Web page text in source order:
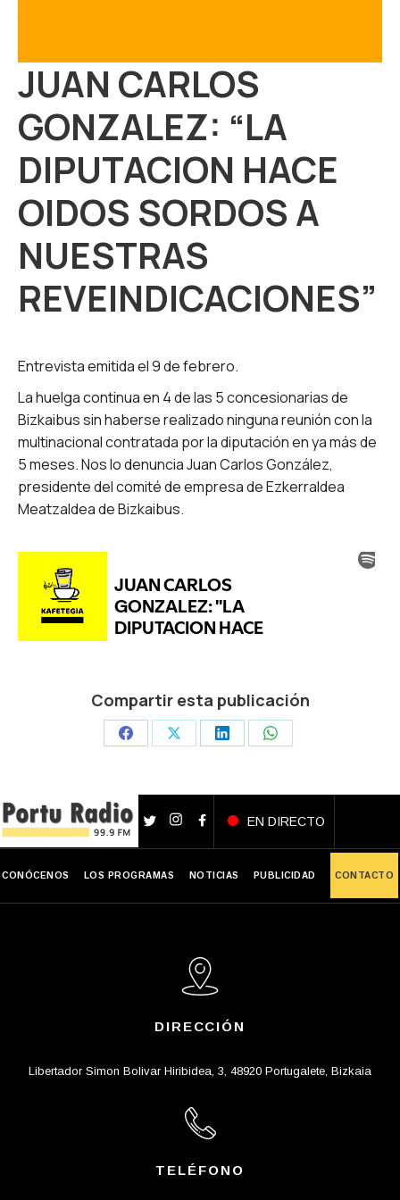
JUAN CARLOS
GONZALEZ: “LA
DIPUTACION HACE
OIDOS SORDOS A
NUESTRAS
REVEINDICACIONES”
Entrevista emitida el 9 de febrero.
La huelga continua en 4 de las 5 concesionarias de
Bizkaibus sin haberse realizado ninguna reunión con la
multinacional contratada por la diputación en ya más de
5 meses. Nos lo denuncia Juan Carlos González,
presidente del comité de empresa de Ezkerraldea
Meatzaldea de Bizkaibus.
Compartir esta publicación
Share
Facebook
Share
X
Share
LinkedIn
Share
WhatsApp
EN DIRECTO
CONÓCENOS LOS PROGRAMAS NOTICIAS PUBLICIDAD CONTACTO
DIRECCIÓN
Libertador Simon Bolivar Hiribidea, 3, 48920 Portugalete, Bizkaia
TELÉFONO